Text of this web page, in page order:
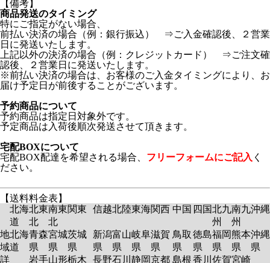
【備考】
商品発送のタイミング
特にご指定がない場合、
前払い決済の場合（例：銀行振込） ⇒ご入金確認後、２営業
日に発送いたします。
上記以外の決済の場合（例：クレジットカード） ⇒ご注文確
認後、２営業日に発送いたします。
※前払い決済の場合は、お客様のご入金タイミングにより、お
届け予定日が前後することがございます。
予約商品について
予約商品は指定日対象外です。
予定商品は入荷後順次発送させて頂きます。
宅配BOXについて
宅配BOX配達を希望される場合、 フリーフォームにご記入 く
ださい。
【送料料金表】
北海
道
北東
北
南東
北
関東 信越北陸東海関西 中国 四国北九
州
南九
州
沖縄
地
域
詳
北海
道
青森
県
岩手
宮城
県
山形
茨城
県
栃木
新潟
県
長野
富山
県
石川
岐阜
県
静岡
滋賀
県
京都
鳥取
県
島根
徳島
県
香川
福岡
県
佐賀
熊本
県
宮崎
沖縄
県